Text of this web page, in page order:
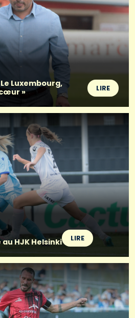
Luxembourg,
»
LIRE
HJK Helsinki
LIRE